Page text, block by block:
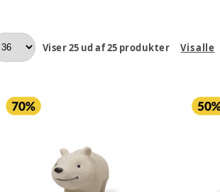
Viser25 ud af25 produkter Vis alle